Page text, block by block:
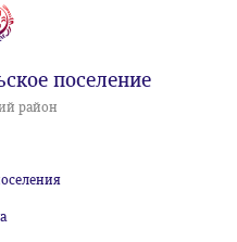
поселение
район